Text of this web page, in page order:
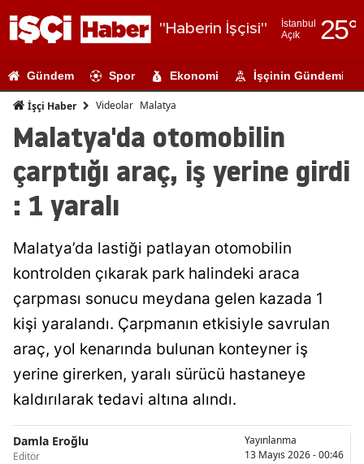
"Haberin İşçisi"
İstanbul
Açık
25°
Adıyaman
Amasya
Artvin
Aydın
Balıkesir
Bilecik
Bitlis
Gündem Spor Ekonomi İşçinin Gündemi
İşçi Haber Videolar Malatya
Malatya'da otomobilin
çarptığı araç, iş yerine girdi
: 1 yaralı
Malatya’da lastiği patlayan otomobilin
kontrolden çıkarak park halindeki araca
çarpması sonucu meydana gelen kazada 1
kişi yaralandı. Çarpmanın etkisiyle savrulan
araç, yol kenarında bulunan konteyner iş
yerine girerken, yaralı sürücü hastaneye
kaldırılarak tedavi altına alındı.
Damla Eroğlu
Editör
Yayınlanma
13 Mayıs 2026 - 00:46